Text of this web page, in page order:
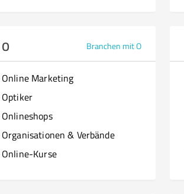
O Branchen mit O
Online Marketing
Optiker
Onlineshops
Organisationen & Verbände
Online-Kurse